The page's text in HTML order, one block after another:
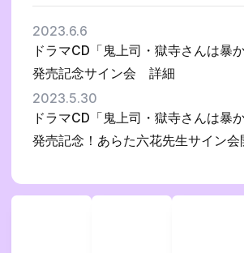
2023.6.6
ドラマCD「鬼上司・獄寺さんは暴
発売記念サイン会 詳細
2023.5.30
ドラマCD「鬼上司・獄寺さんは暴
発売記念！あらた六花先生サイン会